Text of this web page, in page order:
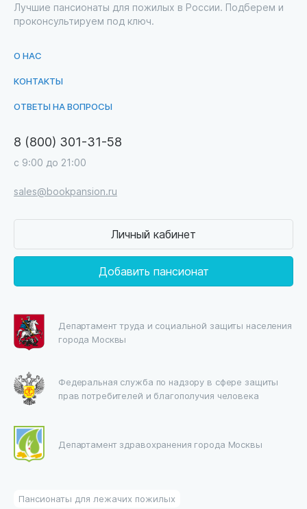
Лучшие пансионаты для пожилых в России. Подберем и
проконсультируем под ключ.
О НАС
КОНТАКТЫ
ОТВЕТЫ НА ВОПРОСЫ
8 (800) 301-31-58
с 9:00 до 21:00
sales@bookpansion.ru
Личный кабинет
Добавить пансионат
Департамент труда и социальной защиты населения
города Москвы
Федеральная служба по надзору в сфере защиты
прав потребителей и благополучия человека
Департамент здравохранения города Москвы
Пансионаты для лежачих пожилых